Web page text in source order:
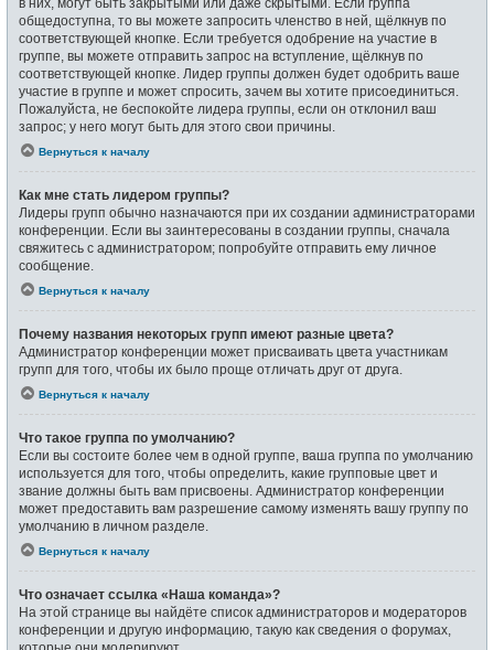
общедоступна, то вы можете запросить членство в ней, щёлкнув по
соответствующей кнопке. Если требуется одобрение на участие в
группе, вы можете отправить запрос на вступление, щёлкнув по
соответствующей кнопке. Лидер группы должен будет одобрить ваше
участие в группе и может спросить, зачем вы хотите присоединиться.
Пожалуйста, не беспокойте лидера группы, если он отклонил ваш
запрос; у него могут быть для этого свои причины.
Вернуться к началу
Как мне стать лидером группы?
Лидеры групп обычно назначаются при их создании администраторами
конференции. Если вы заинтересованы в создании группы, сначала
свяжитесь с администратором; попробуйте отправить ему личное
сообщение.
Вернуться к началу
Почему названия некоторых групп имеют разные цвета?
Администратор конференции может присваивать цвета участникам
групп для того, чтобы их было проще отличать друг от друга.
Вернуться к началу
Что такое группа по умолчанию?
Если вы состоите более чем в одной группе, ваша группа по умолчанию
используется для того, чтобы определить, какие групповые цвет и
звание должны быть вам присвоены. Администратор конференции
может предоставить вам разрешение самому изменять вашу группу по
умолчанию в личном разделе.
Вернуться к началу
Что означает ссылка «Наша команда»?
На этой странице вы найдёте список администраторов и модераторов
конференции и другую информацию, такую как сведения о форумах,